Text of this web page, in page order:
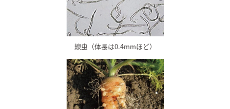
線虫（体長は0.4mmほど）